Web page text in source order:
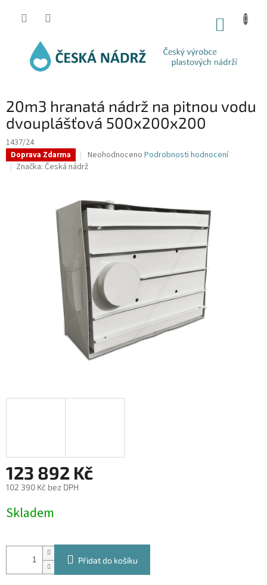
20m3 hranatá nádrž na pitnou vodu
dvouplášťová 500x200x200
1437/24
Doprava Zdarma
Průměrné
hodnocení
0,0
z
5
hvězdiček.
Neohodnoceno Podrobnosti hodnocení
Značka: Česká nádrž
123 892 Kč
102 390 Kč bez DPH
cena:
Skladem
Přidat do košíku